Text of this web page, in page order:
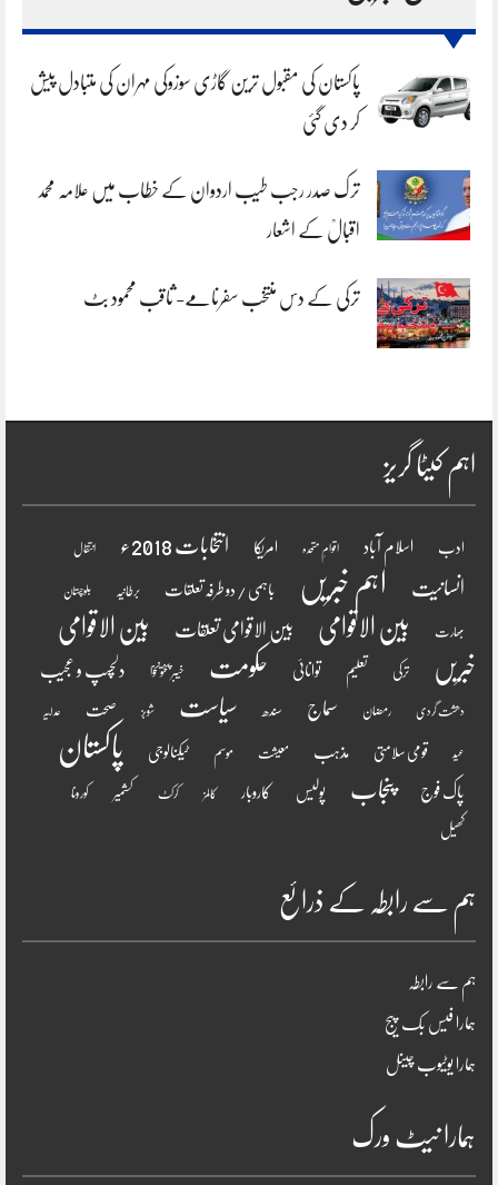
پاکستان کی مقبول ترین گاڑی سوزوکی مہران کی متبادل پیش
کر دی گئی
ترک صدر رجب طیب اردوان کے خطاب میں علامہ محمد
اقبالؒ کے اشعار
ترکی کے دس منتخب سفرنامے- ثاقب محمود بٹ
اہم کیٹا گریز
ادب اسلام آباد اقوامِ متحدہ امریکا انتخابات 2018ء انتقال
انسانیت اہم خبریں باہمی / دو طرفہ تعلقات برطانیہ بلوچستان
بھارت بین الاقوامی بین الاقوامی تعلقات
بین الاقوامی
خبریں
ترکی تعلیم توانائی حکومت خیبر پختونخوا دلچسپ و عجیب
دھشت گردی رمضان سماج سندھ سیاست شوبز صحت عدلیہ
عید قومی سلامتی مذہب معیشت موسم ٹیکنالوجی پاکستان
پاک فوج پنجاب پولیس کاروبار کالمز کرکٹ کشمیر کورونا
کھیل
ہم سے رابطہ کے ذرائع
ہم سے رابطہ
ہمارا فیس بک پیج
ہمارا یوٹیوب چینل
ہمارا نیٹ ورک